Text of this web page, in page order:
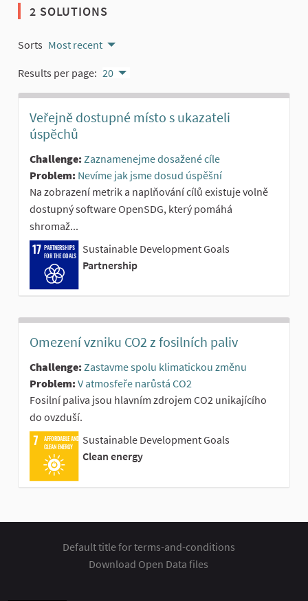
2 SOLUTIONS
Sorts Most recent
Results per page: 20
Veřejně dostupné místo s ukazateli
úspěchů
Challenge: Zaznamenejme dosažené cíle
Problem: Nevíme jak jsme dosud úspěšní
Na zobrazení metrik a naplňování cílů existuje volně
dostupný software OpenSDG, který pomáhá
shromaž...
PARTNERSHIPS
FOR THE GOALS
Sustainable Development Goals
Partnership
Omezení vzniku CO2 z fosilních paliv
Challenge: Zastavme spolu klimatickou změnu
Problem: V atmosfeře narůstá CO2
Fosilní paliva jsou hlavním zdrojem CO2 unikajícího
do ovzduší.
AFFORDABLE AND
CLEAN ENERGY
Sustainable Development Goals
Clean energy
Default title for terms-and-conditions
Download Open Data files